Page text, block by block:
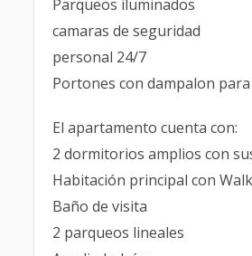
Parqueos iluminados
camaras de seguridad
personal 24/7
Portones con dampalon
El apartamento cuenta con:
2 dormitorios amplios con
Habitación principal con
Baño de visita
2 parqueos lineales